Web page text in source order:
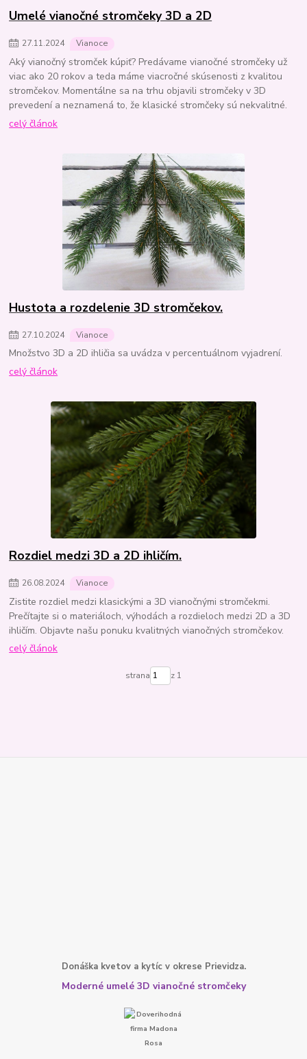
Umelé vianočné stromčeky 3D a 2D
27.11.2024 Vianoce
Aký vianočný stromček kúpiť? Predávame vianočné stromčeky už
viac ako 20 rokov a teda máme viacročné skúsenosti z kvalitou
stromčekov. Momentálne sa na trhu objavili stromčeky v 3D
prevedení a neznamená to, že klasické stromčeky sú nekvalitné.
celý článok
Hustota a rozdelenie 3D stromčekov.
27.10.2024 Vianoce
Množstvo 3D a 2D ihličia sa uvádza v percentuálnom vyjadrení.
celý článok
Rozdiel medzi 3D a 2D ihličím.
26.08.2024 Vianoce
Zistite rozdiel medzi klasickými a 3D vianočnými stromčekmi.
Prečítajte si o materiáloch, výhodách a rozdieloch medzi 2D a 3D
ihličím. Objavte našu ponuku kvalitných vianočných stromčekov.
celý článok
strana z 1
Donáška kvetov a kytíc v okrese Prievidza.
Moderné umelé 3D vianočné stromčeky